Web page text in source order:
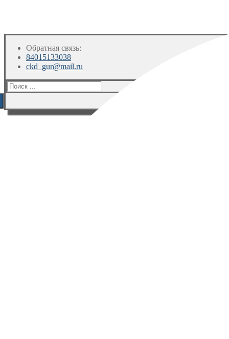
Обратная связь:
84015133038
ckd_gur@mail.ru
Искать: